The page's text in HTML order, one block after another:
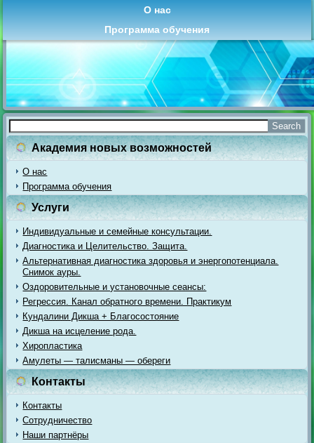
О нас
Программа обучения
Академия новых возможностей
О нас
Программа обучения
Услуги
Индивидуальные и семейные консультации.
Диагностика и Целительство. Защита.
Альтернативная диагностика здоровья и энергопотенциала.
Снимок ауры.
Оздоровительные и установочные сеансы:
Регрессия. Канал обратного времени. Практикум
Кундалини Дикша + Благосостояние
Дикша на исцеление рода.
Хиропластика
Амулеты — талисманы — обереги
Контакты
Контакты
Сотрудничество
Наши партнёры